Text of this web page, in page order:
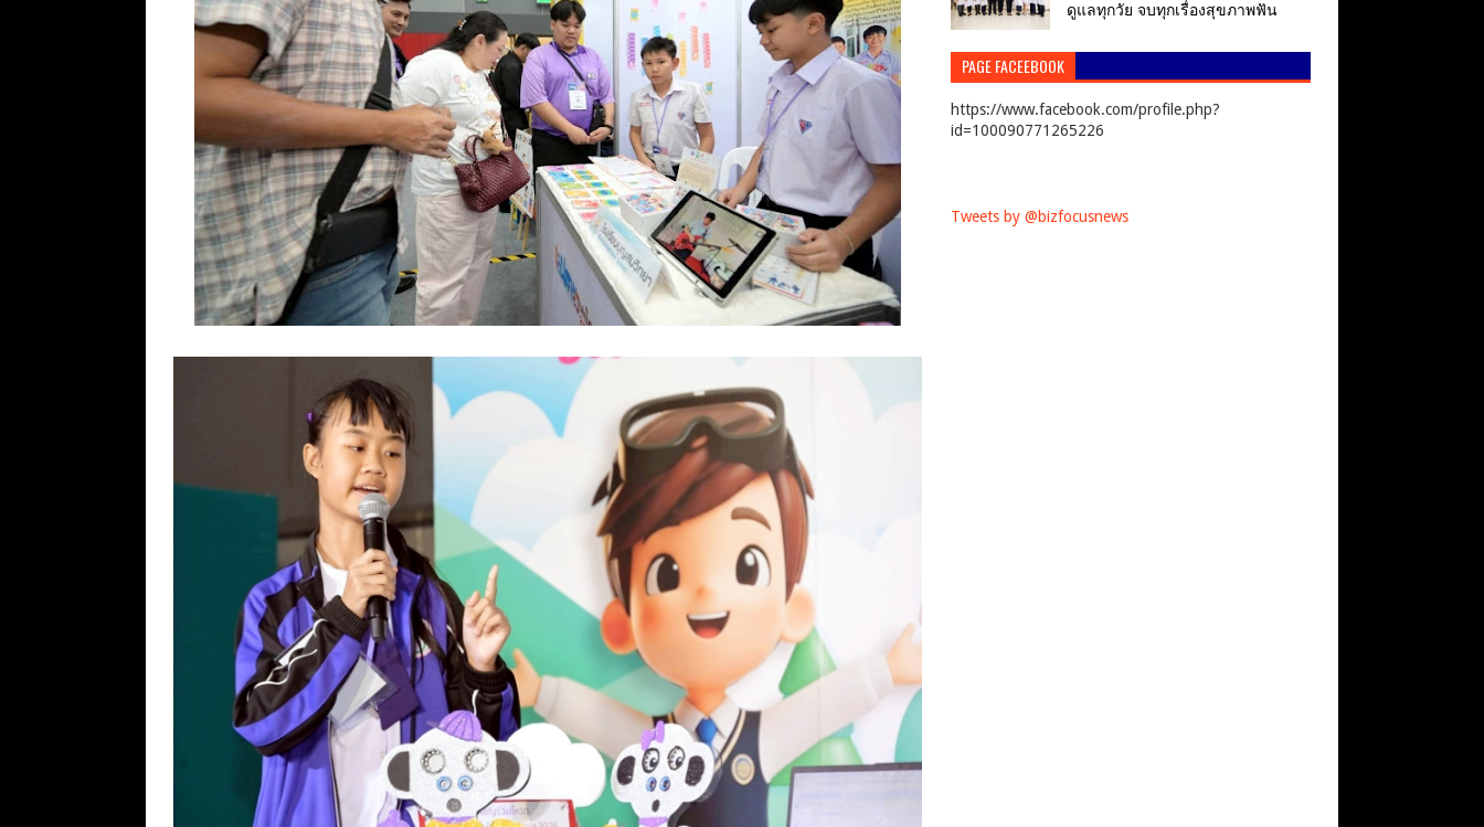
ดูแลทุกวัย จบทุกเรื่องสุขภาพฟัน
PAGE FACEEBOOK
https://www.facebook.com/profile.php?
id=100090771265226
Tweets by @bizfocusnews